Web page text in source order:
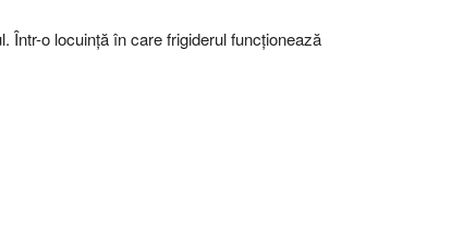
Într-o locuință în care frigiderul funcționează